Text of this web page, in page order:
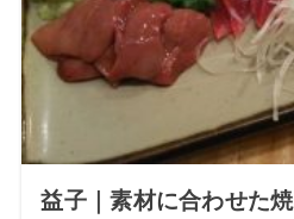
益子｜素材に合わせた